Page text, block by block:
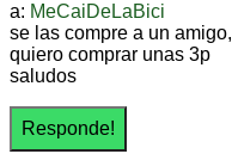
a: MeCaiDeLaBici
se las compre a un
quiero comprar unas 3p
saludos